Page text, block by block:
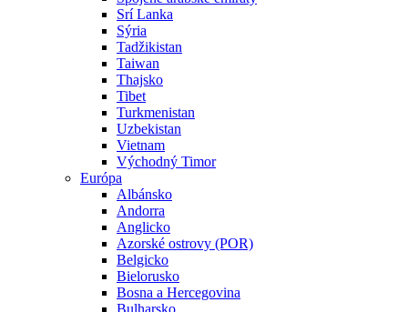
Srí Lanka
Sýria
Tadžikistan
Taiwan
Thajsko
Tibet
Turkmenistan
Uzbekistan
Vietnam
Východný Timor
Európa
Albánsko
Andorra
Anglicko
Azorské ostrovy (POR)
Belgicko
Bielorusko
Bosna a Hercegovina
Bulharsko